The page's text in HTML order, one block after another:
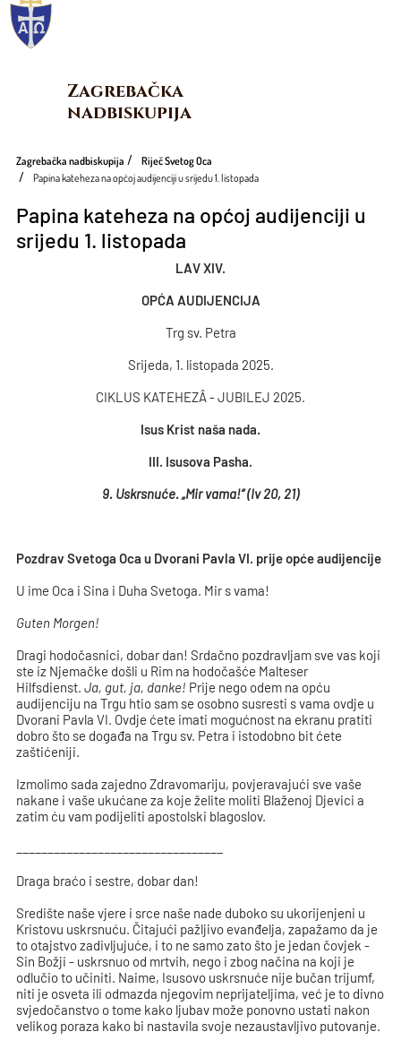
Zagrebačka
nadbiskupija
Zagrebačka nadbiskupija
Riječ Svetog Oca
Papina kateheza na općoj audijenciji u srijedu 1. listopada
Papina kateheza na općoj audijenciji u
srijedu 1. listopada
LAV XIV.
OPĆA AUDIJENCIJA
Trg sv. Petra
Srijeda, 1. listopada 2025.
CIKLUS KATEHEZÂ - JUBILEJ 2025.
Isus Krist naša nada.
III. Isusova Pasha.
9. Uskrsnuće. „Mir vama!“ (Iv 20, 21)
Pozdrav Svetoga Oca u Dvorani Pavla VI. prije opće audijencije
U ime Oca i Sina i Duha Svetoga. Mir s vama!
Guten Morgen!
Dragi hodočasnici, dobar dan! Srdačno pozdravljam sve vas koji
ste iz Njemačke došli u Rim na hodočašće Malteser
Hilfsdienst.Ja, gut, ja, danke! Prije nego odem na opću
audijenciju na Trgu htio sam se osobno susresti s vama ovdje u
Dvorani Pavla VI. Ovdje ćete imati mogućnost na ekranu pratiti
dobro što se događa na Trgu sv. Petra i istodobno bit ćete
zaštićeniji.
Izmolimo sada zajedno Zdravomariju, povjeravajući sve vaše
nakane i vaše ukućane za koje želite moliti Blaženoj Djevici a
zatim ću vam podijeliti apostolski blagoslov.
Draga braćo i sestre, dobar dan!
Središte naše vjere i srce naše nade duboko su ukorijenjeni u
Kristovu uskrsnuću. Čitajući pažljivo evanđelja, zapažamo da je
to otajstvo zadivljujuće, i to ne samo zato što je jedan čovjek -
Sin Božji - uskrsnuo od mrtvih, nego i zbog načina na koji je
odlučio to učiniti. Naime, Isusovo uskrsnuće nije bučan trijumf,
niti je osveta ili odmazda njegovim neprijateljima, već je to divno
svjedočanstvo o tome kako ljubav može ponovno ustati nakon
velikog poraza kako bi nastavila svoje nezaustavljivo putovanje.